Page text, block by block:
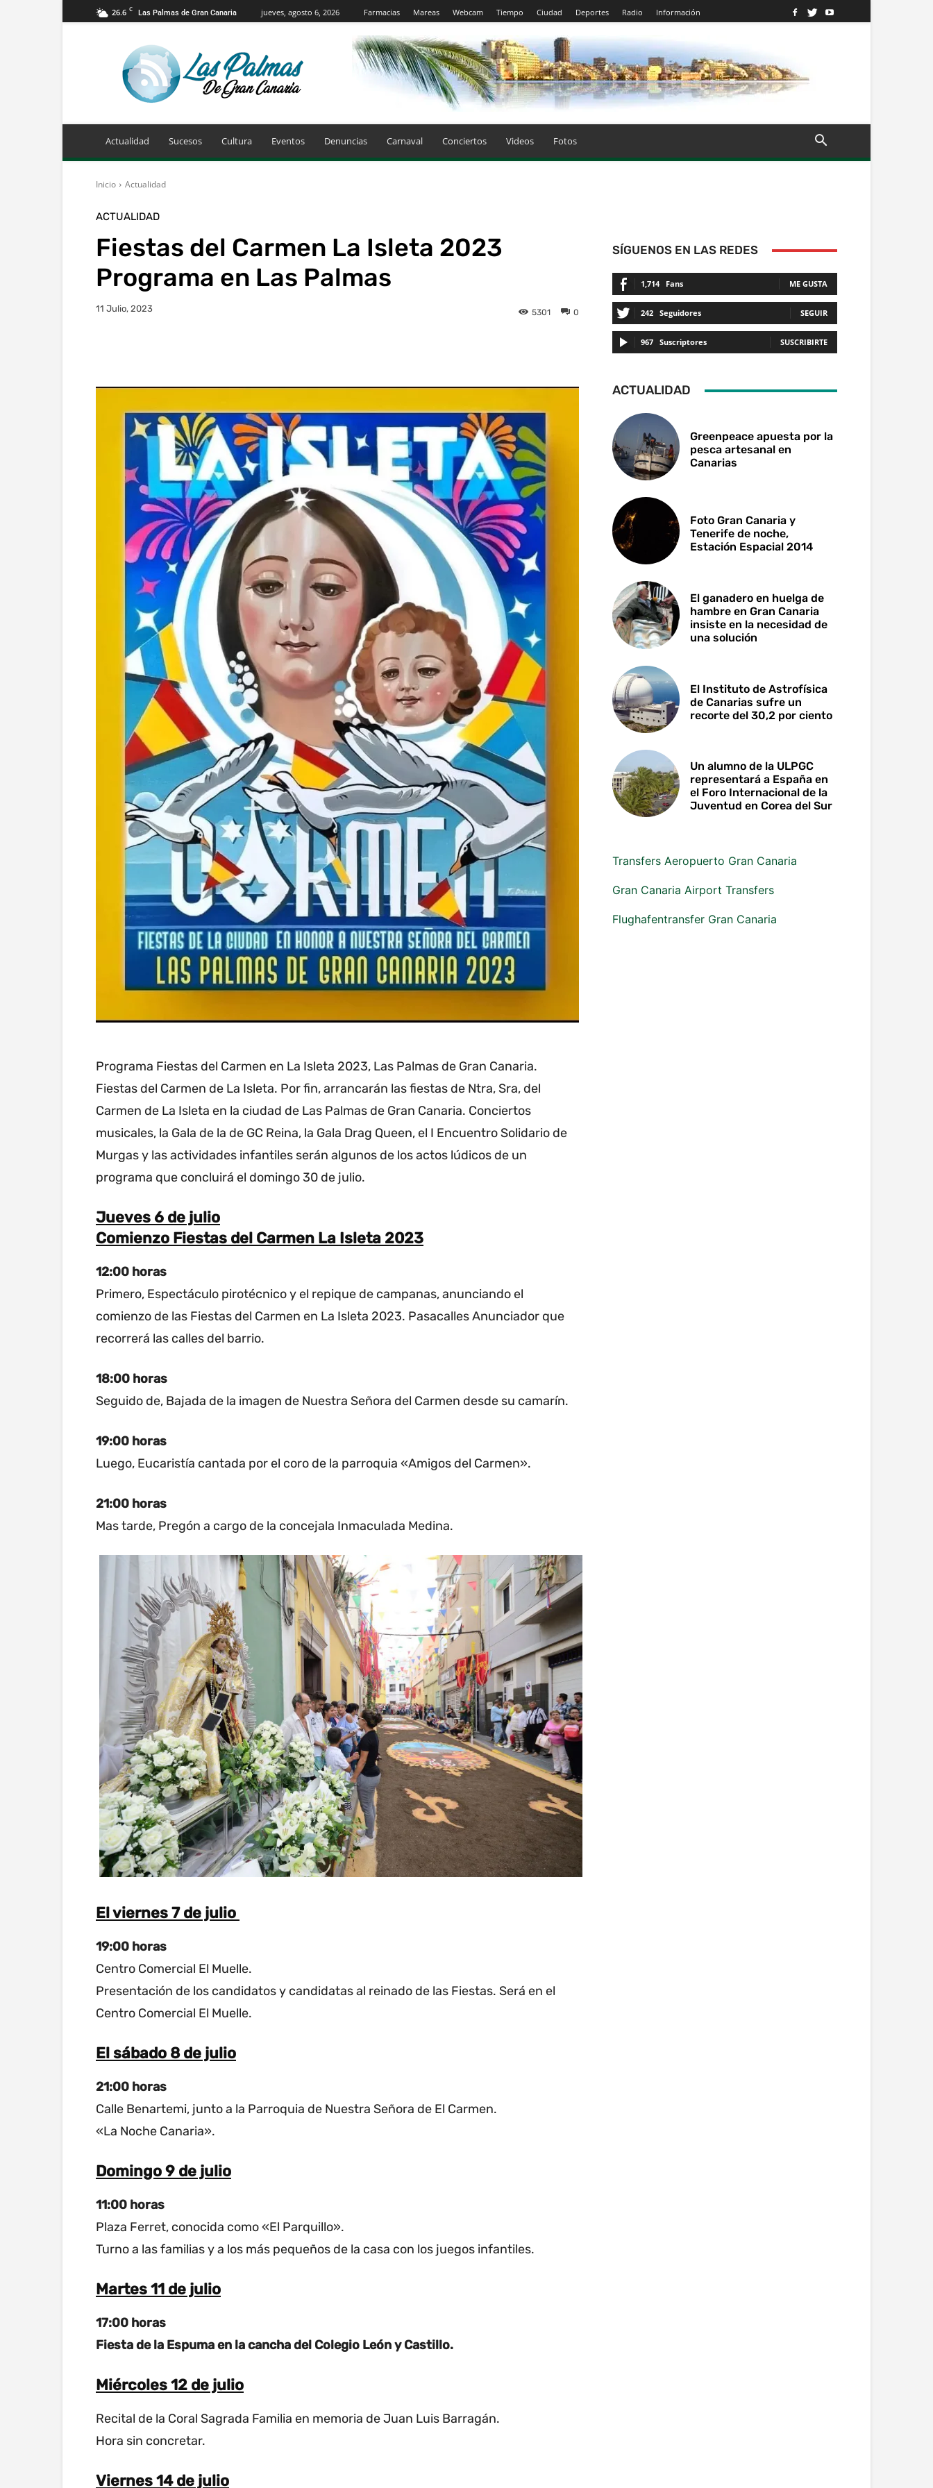
26.6 C Las Palmas de Gran Canaria jueves, agosto 6, 2026 Farmacias Mareas Webcam Tiempo Ciudad Deportes Radio Información
Las
Palmas
de
Canaria
Actualidad Sucesos Cultura Eventos Denuncias Carnaval Conciertos Videos Fotos
Inicio Actualidad
ACTUALIDAD
Fiestas del Carmen La Isleta 2023
Programa en Las Palmas
11 Julio, 2023 0
5301
Programa Fiestas del Carmen en La Isleta 2023, Las Palmas de Gran Canaria.
Fiestas del Carmen de La Isleta. Por fin, arrancarán las fiestas de Ntra, Sra, del
Carmen de La Isleta en la ciudad de Las Palmas de Gran Canaria. Conciertos
musicales, la Gala de la de GC Reina, la Gala Drag Queen, el I Encuentro Solidario de
Murgas y las actividades infantiles serán algunos de los actos lúdicos de un
programa que concluirá el domingo 30 de julio.
Jueves 6 de julio
Comienzo Fiestas del Carmen La Isleta 2023
12:00 horas
Primero, Espectáculo pirotécnico y el repique de campanas, anunciando el
comienzo de las Fiestas del Carmen en La Isleta 2023. Pasacalles Anunciador que
recorrerá las calles del barrio.
18:00 horas
Seguido de, Bajada de la imagen de Nuestra Señora del Carmen desde su camarín.
19:00 horas
Luego, Eucaristía cantada por el coro de la parroquia «Amigos del Carmen».
21:00 horas
Mas tarde, Pregón a cargo de la concejala Inmaculada Medina.
El viernes 7 de julio
19:00 horas
Centro Comercial El Muelle.
Presentación de los candidatos y candidatas al reinado de las Fiestas. Será en el
Centro Comercial El Muelle.
El sábado 8 de julio
21:00 horas
Calle Benartemi, junto a la Parroquia de Nuestra Señora de El Carmen.
«La Noche Canaria».
Domingo 9 de julio
11:00 horas
Plaza Ferret, conocida como «El Parquillo».
Turno a las familias y a los más pequeños de la casa con los juegos infantiles.
Martes 11 de julio
17:00 horas
Fiesta de la Espuma en la cancha del Colegio León y Castillo.
Miércoles 12 de julio
Recital de la Coral Sagrada Familia en memoria de Juan Luis Barragán.
Hora sin concretar.
Viernes 14 de julio
SÍGUENOS EN LAS REDES
1,714 Fans ME GUSTA
242 Seguidores SEGUIR
967 Suscriptores SUSCRIBIRTE
ACTUALIDAD
Greenpeace apuesta por la
pesca artesanal en
Canarias
Foto Gran Canaria y
Tenerife de noche,
Estación Espacial 2014
El ganadero en huelga de
hambre en Gran Canaria
insiste en la necesidad de
una solución
El Instituto de Astrofísica
de Canarias sufre un
recorte del 30,2 por ciento
Un alumno de la ULPGC
representará a España en
el Foro Internacional de la
Juventud en Corea del Sur
Transfers Aeropuerto Gran Canaria
Gran Canaria Airport Transfers
Flughafentransfer Gran Canaria